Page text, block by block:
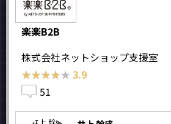
楽楽B2B
株式会社ネットショップ支援室
★★★★★
★★★★★ 3.9
51